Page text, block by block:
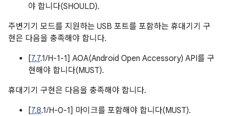
야 합니다(SHOULD).
주변기기 모드를 지원하는 USB 포트를 포함하는 휴대기기 구
현은 다음을 충족해야 합니다.
[7.7.1/H-1-1] AOA(Android Open Accessory) API를 구
현해야 합니다(MUST).
휴대기기 구현은 다음을 충족해야 합니다.
[7.8.1/H-0-1] 마이크를 포함해야 합니다(MUST).